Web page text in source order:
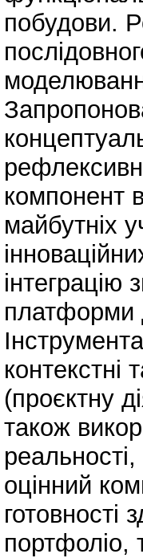
побудови.
компонент
майбутніх
інтеграцію
платформи
контекстні
(проєктну
також
оцінний
готовності
портфоліо,